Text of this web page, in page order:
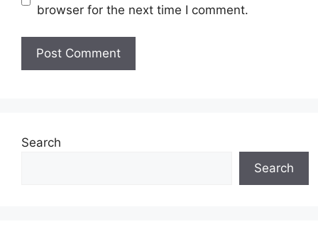
browser for the next time I comment.
Search
Search